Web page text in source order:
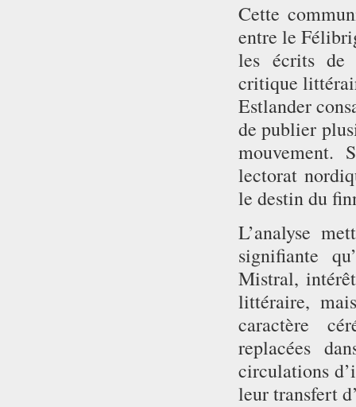
Cette
entre le
les écrits de
critique
Estlander
de publier
mouvement.
lectorat
le destin du
L’analyse
signifiante
Mistral,
littéraire,
caractère
replacées
circulations
leur transfert